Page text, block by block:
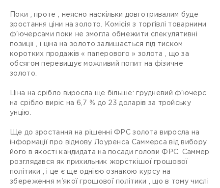
Поки , проте , неясно наскільки довготривалим буде
зростання ціни на золото. Комісія з торгівлі товарними
ф'ючерсами поки не змогла обмежити спекулятивні
позиції , і ціна на золото залишається під тиском
коротких продажів « паперового » золота , що за
обсягом перевищує можливий попит на фізичне
золото.
Ціна на срібло виросла ще більше: грудневий ф'ючерс
на срібло виріс на 6,7 % до 23 доларів за тройську
унцію.
Ще до зростання на рішенні ФРС золота виросла на
інформації про відмову Лоуренса Саммерса від вибору
його в якості кандидата на посади голови ФРС. Саммер
розглядався як прихильник жорсткішої грошової
політики , і це є ще однією ознакою курсу на
збереження м'якої грошової політики , що в тому числі